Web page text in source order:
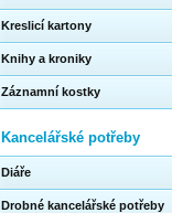
Kreslicí kartony
Knihy a kroniky
Záznamní kostky
Kancelářské potřeby
Diáře
Drobné kancelářské potřeby